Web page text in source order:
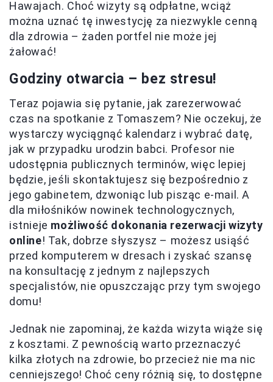
Hawajach. Choć wizyty są odpłatne, wciąż
można uznać tę inwestycję za niezwykle cenną
dla zdrowia – żaden portfel nie może jej
żałować!
Godziny otwarcia – bez stresu!
Teraz pojawia się pytanie, jak zarezerwować
czas na spotkanie z Tomaszem? Nie oczekuj, że
wystarczy wyciągnąć kalendarz i wybrać datę,
jak w przypadku urodzin babci. Profesor nie
udostępnia publicznych terminów, więc lepiej
będzie, jeśli skontaktujesz się bezpośrednio z
jego gabinetem, dzwoniąc lub pisząc e-mail. A
dla miłośników nowinek technologycznych,
istnieje możliwość dokonania rezerwacji wizyty
online! Tak, dobrze słyszysz – możesz usiąść
przed komputerem w dresach i zyskać szansę
na konsultację z jednym z najlepszych
specjalistów, nie opuszczając przy tym swojego
domu!
Jednak nie zapominaj, że każda wizyta wiąże się
z kosztami. Z pewnością warto przeznaczyć
kilka złotych na zdrowie, bo przecież nie ma nic
cenniejszego! Choć ceny różnią się, to dostępne